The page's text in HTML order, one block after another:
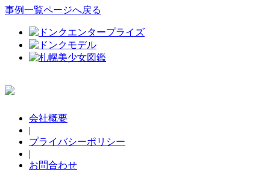
事例一覧ページへ戻る
会社概要
|
プライバシーポリシー
|
お問合わせ